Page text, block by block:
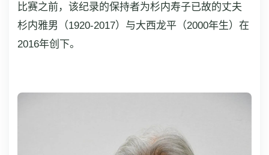
比赛之前，该纪录的保持者为杉内寿子已故的丈夫
杉内雅男（1920-2017）与大西龙平（2000年生）在
2016年创下。